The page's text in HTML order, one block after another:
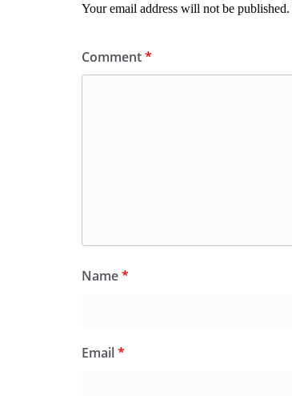
Your email address will not be published.
Comment*
Name*
Email*